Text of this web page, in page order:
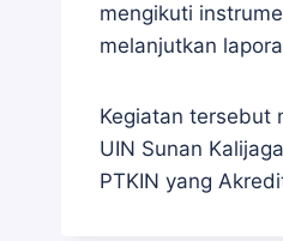
mengikuti
melanjutkan
Kegiatan tersebut
UIN Sunan
PTKIN yang